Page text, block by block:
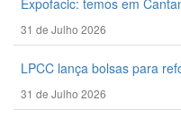
31 de Julho 2026
LPCC lança bolsas para
31 de Julho 2026